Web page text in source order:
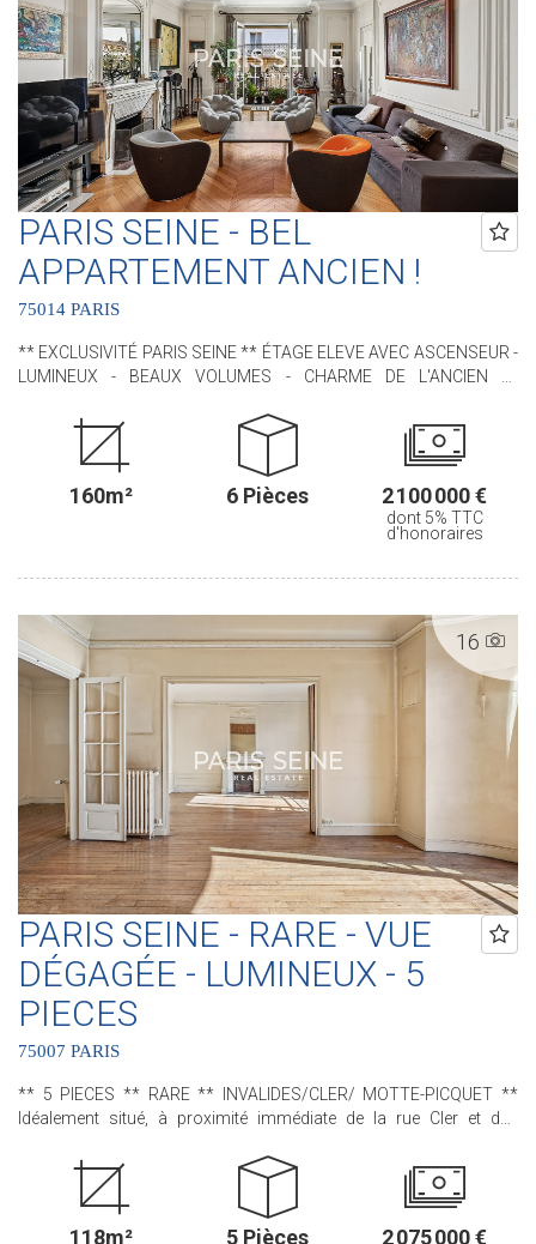
PARIS SEINE - BEL
APPARTEMENT ANCIEN !
75014 PARIS
** EXCLUSIVITÉ PARIS SEINE ** ÉTAGE ELEVE AVEC ASCENSEUR -
LUMINEUX - BEAUX VOLUMES - CHARME DE L'ANCIEN **
et du jardin du Luxembourg, nous avons le plaisir de vous
proposer, ce bel appartement situé au sein d'un immeuble de
l'ANCIEN avec ses moulures, son parquet en pointe de Hongrie,
ses cheminées et ses MAGNIFIQUES VOLUMES (3m de hauteur
équipée, trois chambres (possibilité d'une quatrième chambre),
deux salles de douches, une buanderie avec un water-closet et un
water-closet indépendant. Une cave en sous-sol complète ce bien.
.............................................. Le Groupe PARIS SEINE, c'est 5 Agences au
Coeur de Paris !! et 3 Agences dans le 6ème arrondissement :
Agence Cherche-Midi - 59 rue du Cherche-Midi - PARIS 6 Agence
Sèvres/Vaneau - 85 rue de Sèvres - PARIS 6 Agence Rennes/Saint-
Germain - 83 rue de Rennes - PARIS 6 (ACHAT - VENTE - LOCATION
- GESTION - SUCCESSION - ÉVALUATION OFFERTE SOUS 24 H).
160m² 6 Pièces 2 100 000 €
dont 5% TTC
d'honoraires
16
PARIS SEINE - RARE - VUE
DÉGAGÉE - LUMINEUX - 5
PIECES
75007 PARIS
** 5 PIECES ** RARE ** INVALIDES/CLER/ MOTTE-PICQUET **
Idéalement situé, à proximité immédiate de la rue Cler et des
appartement situé au sein d'un immeuble de standing des années
tout le charme de son époque avec son parquet et ses beaux
volumes. Situé au 4 ème étage avec ascenseur, donnant sur118m² 5 Pièces 2 075 000 €